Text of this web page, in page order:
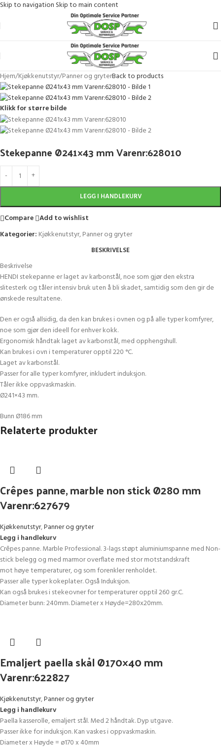
Skip to navigation Skip to main content
Hjem/Kjøkkenutstyr/Panner og gryterBack to products
Klikk for større bilde
Stekepanne Ø241×43 mm Varenr:628010
LEGG I HANDLEKURV
Compare Add to wishlist
Kategorier: Kjøkkenutstyr,Panner og gryter
BESKRIVELSE
Beskrivelse
HENDI stekepanne er laget av karbonstål, noe som gjør den ekstra
slitesterk og tåler intensiv bruk uten å bli skadet, samtidig som den gir de
ønskede resultatene.
Den er også allsidig, da den kan brukes i ovnen og på alle typer komfyrer,
noe som gjør den ideell for enhver kokk.
Ergonomisk håndtak laget av karbonstål, med opphengshull.
Kan brukes i ovn i temperaturer opptil 220 °C.
Laget av karbonstål.
Passer for alle typer komfyrer, inkludert induksjon.
Tåler ikke oppvaskmaskin.
Ø241×43 mm.
Bunn Ø186 mm
Relaterte produkter
Crêpes panne, marble non stick Ø280 mm
Varenr:627679
Kjøkkenutstyr,Panner og gryter
Legg i handlekurv
Crêpes panne. Marble Professional. 3-lags støpt aluminiumspanne med Non-
stick belegg og med marmor overflate med stor motstandskraft
mot høye temperaturer, og som forenkler renholdet.
Passer alle typer kokeplater. Også Induksjon.
Kan også brukes i stekeovner for temperaturer opptil 260 gr.C.
Diameter bunn: 240mm. Diameter x Høyde=280x20mm.
Emaljert paella skål Ø170×40 mm
Varenr:622827
Kjøkkenutstyr,Panner og gryter
Legg i handlekurv
Paella kasserolle, emaljert stål. Med 2 håndtak. Dyp utgave.
Passer ikke for induksjon. Kan vaskes i oppvaskmaskin.
Diameter x Høyde = ø170 x 40mm